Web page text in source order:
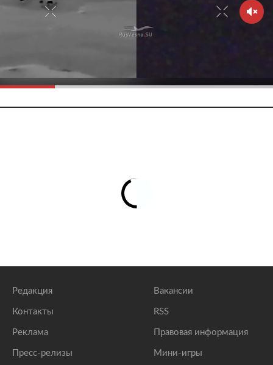
Редакция
Контакты
Реклама
Пресс-релизы
Вакансии
RSS
Правовая информация
Мини-игры